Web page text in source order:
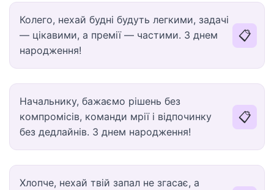
Колего, нехай будні будуть легкими, задачі
— цікавими, а премії — частими. З днем
народження!
📋
Начальнику, бажаємо рішень без
компромісів, команди мрії і відпочинку
без дедлайнів. З днем народження!
📋
Хлопче, нехай твій запал не згасає, а